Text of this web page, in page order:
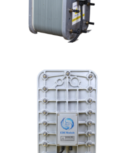
PureTec （浦睿）EDI模
块维修